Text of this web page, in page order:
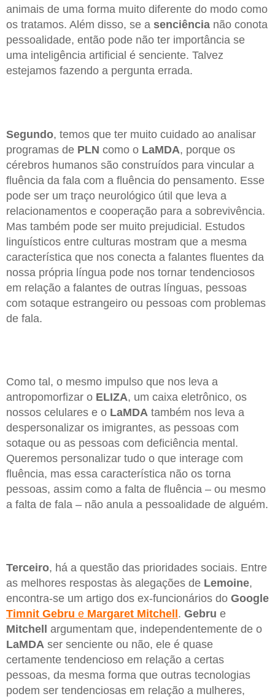
animais de uma forma muito diferente do modo como
os tratamos. Além disso, se a senciência não conota
pessoalidade, então pode não ter importância se
uma inteligência artificial é senciente. Talvez
estejamos fazendo a pergunta errada.
Segundo, temos que ter muito cuidado ao analisar
programas de PLN como o LaMDA, porque os
cérebros humanos são construídos para vincular a
fluência da fala com a fluência do pensamento. Esse
pode ser um traço neurológico útil que leva a
relacionamentos e cooperação para a sobrevivência.
Mas também pode ser muito prejudicial. Estudos
linguísticos entre culturas mostram que a mesma
característica que nos conecta a falantes fluentes da
nossa própria língua pode nos tornar tendenciosos
em relação a falantes de outras línguas, pessoas
com sotaque estrangeiro ou pessoas com problemas
de fala.
Como tal, o mesmo impulso que nos leva a
antropomorfizar o ELIZA, um caixa eletrônico, os
nossos celulares e o LaMDA também nos leva a
despersonalizar os imigrantes, as pessoas com
sotaque ou as pessoas com deficiência mental.
Queremos personalizar tudo o que interage com
fluência, mas essa característica não os torna
pessoas, assim como a falta de fluência – ou mesmo
a falta de fala – não anula a pessoalidade de alguém.
Terceiro, há a questão das prioridades sociais. Entre
as melhores respostas às alegações de Lemoine,
encontra-se um artigo dos ex-funcionários do Google
Timnit Gebru e Margaret Mitchell . Gebru e
Mitchell
argumentam que, independentemente de o
LaMDA ser senciente ou não, ele é quase
certamente tendencioso em relação a certas
pessoas, da mesma forma que outras tecnologias
podem ser tendenciosas em relação a mulheres,